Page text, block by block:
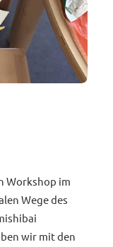
Workshop im
Wege des
wir mit den